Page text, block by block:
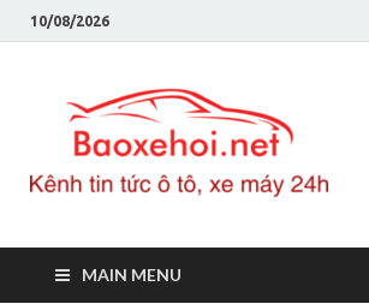
10/08/2026
MAIN MENU